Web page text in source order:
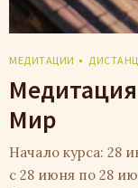
МЕДИТАЦИИ
Мир
Начало курса: 28
с 28 июня по 28